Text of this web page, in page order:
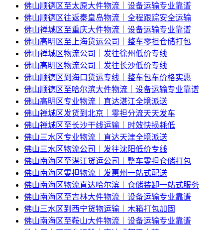
佛山顺德区至太原大件物流｜设备运输专业靠谱
佛山顺德区往返秦皇岛物流｜全程跟踪安全运输
佛山禅城区至重庆大件物流｜设备运输专业靠谱
佛山高明区至上海货运公司｜整车零担仓储打包
佛山禅城区物流公司｜发往徐州低价专线
佛山高明区物流公司｜发往长沙低价专线
佛山顺德区到海口货运专线｜整车包车价格实惠
佛山顺德区至哈尔滨大件物流｜设备运输专业靠谱
佛山高明区专业物流｜直达湛江全境派送
佛山禅城区发货到北京｜零担分流天天发车
佛山禅城区至长沙干线运输｜时效快损耗低
佛山三水区专业物流｜直达天津全境派送
佛山三水区物流公司｜发往沈阳低价专线
佛山南海区至湛江货运公司｜整车零担仓储打包
佛山南海区零担物流｜发惠州一站式配送
佛山南海区物流直达哈尔滨｜仓储装卸一站式服务
佛山南海区至吉林大件物流｜设备运输专业靠谱
佛山三水区到西宁货物运输｜木箱打包加固
佛山南海区至鞍山大件物流｜设备运输专业靠谱